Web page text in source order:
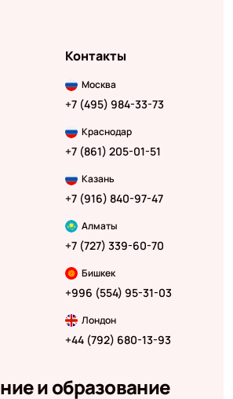
Контакты
Москва
+7 (495) 984-33-73
Краснодар
+7 (861) 205-01-51
Казань
+7 (916) 840-97-47
Алматы
+7 (727) 339-60-70
Бишкек
+996 (554) 95-31-03
Лондон
+44 (792) 680-13-93
и образование